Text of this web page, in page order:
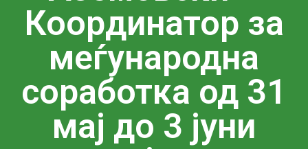
Координатор за
меѓународна
соработка од 31
мај до 3 јуни